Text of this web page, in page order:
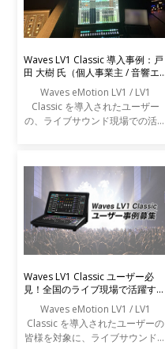
Waves LV1 Classic 導入事例：戸
田 大樹 氏（個人事業主 / 音響エ
Waves eMotion LV1 / LV1
Classic を導入されたユーザー
の、ライブサウンド現場での活用
Waves LV1 Classic ユーザー必
見！全国のライブ現場で活躍する
Waves eMotion LV1 / LV1
Classic を導入されたユーザーの
皆様を対象に、ライブサウンドの